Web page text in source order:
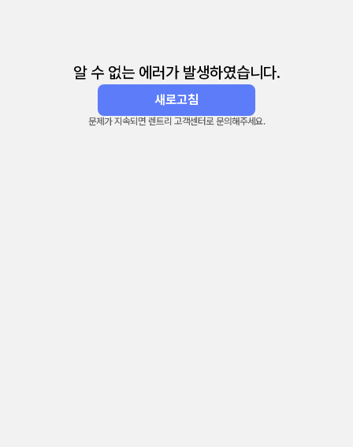
알 수 없는 에러가 발생하였습니다.
새로고침
문제가 지속되면 렌트리 고객센터로 문의해주세요.